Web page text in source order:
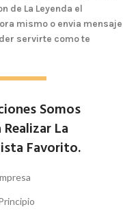
de La Leyenda el
mismo o envia mensaje
servirte como te
Somos
La
Favorito.